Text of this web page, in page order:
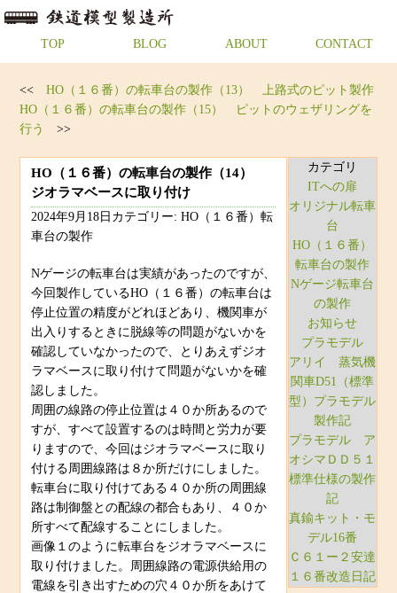
TOP BLOG ABOUT CONTACT
<<HO（１６番）の転車台の製作（13） 上路式のピット製作
HO（１６番）の転車台の製作（15） ピットのウェザリングを
行う
>>
HO（１６番）の転車台の製作（14）
ジオラマベースに取り付け
2024年9月18日カテゴリー: HO（１６番）転
車台の製作
Nゲージの転車台は実績があったのですが、
今回製作しているHO（１６番）の転車台は
停止位置の精度がどれほどあり、機関車が
出入りするときに脱線等の問題がないかを
確認していなかったので、とりあえずジオ
ラマベースに取り付けて問題がないかを確
認しました。
周囲の線路の停止位置は４０か所あるので
すが、すべて設置するのは時間と労力が要
りますので、今回はジオラマベースに取り
付ける周囲線路は８か所だけにしました。
転車台に取り付けてある４０か所の周囲線
路は制御盤との配線の都合もあり、４０か
所すべて配線することにしました。
画像１のように転車台をジオラマベースに
取り付けました。周囲線路の電源供給用の
電線を引き出すための穴４０か所をあけて
カテゴリ
ITへの扉
オリジナル転車
台
HO（１６番）
転車台の製作
Nゲージ転車台
の製作
お知らせ
プラモデル
アリイ 蒸気機
関車D51（標準
型）プラモデル
製作記
プラモデル ア
オシマＤＤ５１
標準仕様の製作
記
真鍮キット・モ
デル16番
Ｃ６１ー２安達
１６番改造日記